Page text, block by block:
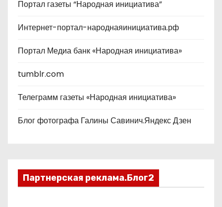
Портал газеты “Народная инициатива”
Интернет-портал-народнаяинициатива.рф
Портал Медиа банк «Народная инициатива»
tumblr.com
Телеграмм газеты «Народная инициатива»
Блог фотографа Галины Савинич.Яндекс Дзен
Партнерская реклама.Блог2